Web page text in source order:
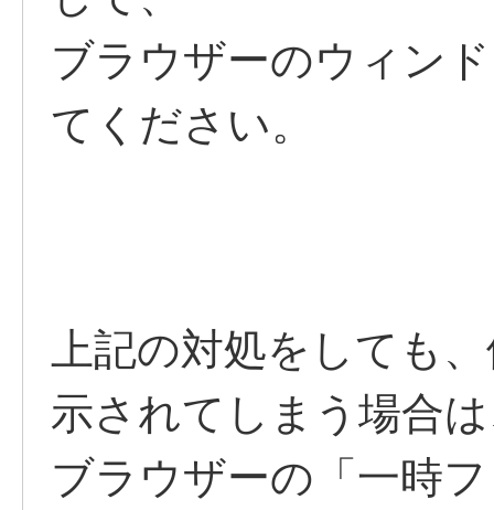
ブラウザーのウィン
てください。
上記の対処をしても
示されてしまう場合
ブラウザーの「一時